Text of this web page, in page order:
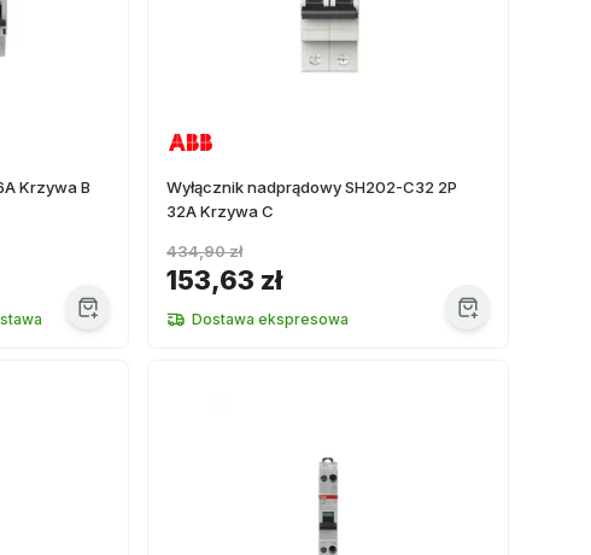
Krzywa B
Wyłącznik nadprądowy SH202-C32 2P
32A Krzywa C
153,63 zł
434,90 zł
Dostawa ekspresowa